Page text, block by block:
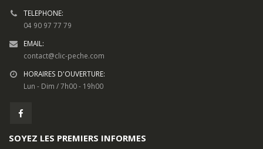
TELEPHONE:
04 90 97 77 79
EMAIL:
contact@clic-peche.com
HORAIRES D'OUVERTURE:
Lun - Dim / 7h00 - 19h00
SOYEZ LES PREMIERS INFORMES